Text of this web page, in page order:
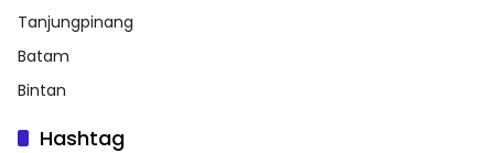
Tanjungpinang
Batam
Bintan
Hashtag